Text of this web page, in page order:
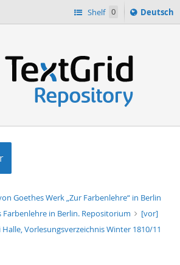
Shelf 0
Sprache
ï¿½ndern
Deutsch
Goethes Werk „Zur Farbenlehre“ in Berlin
Farbenlehre in Berlin. Repositorium
[vor]
Vorlesungsverzeichnis Winter 1810/11